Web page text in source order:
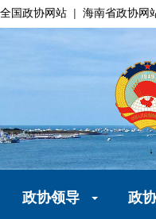
全国政协网站 | 海南省政协网
政协领导 政